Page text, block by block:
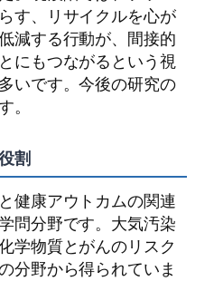
す、リサイクルを心が
減する行動が、間接的
にもつながるという視
いです。今後の研究の
。
割
健康アウトカムの関連
問分野です。大気汚染
学物質とがんのリスク
分野から得られていま